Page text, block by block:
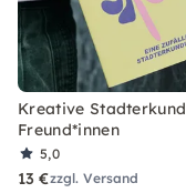
Kreative
Freund*innen
5,0
13 €zzgl. Versand